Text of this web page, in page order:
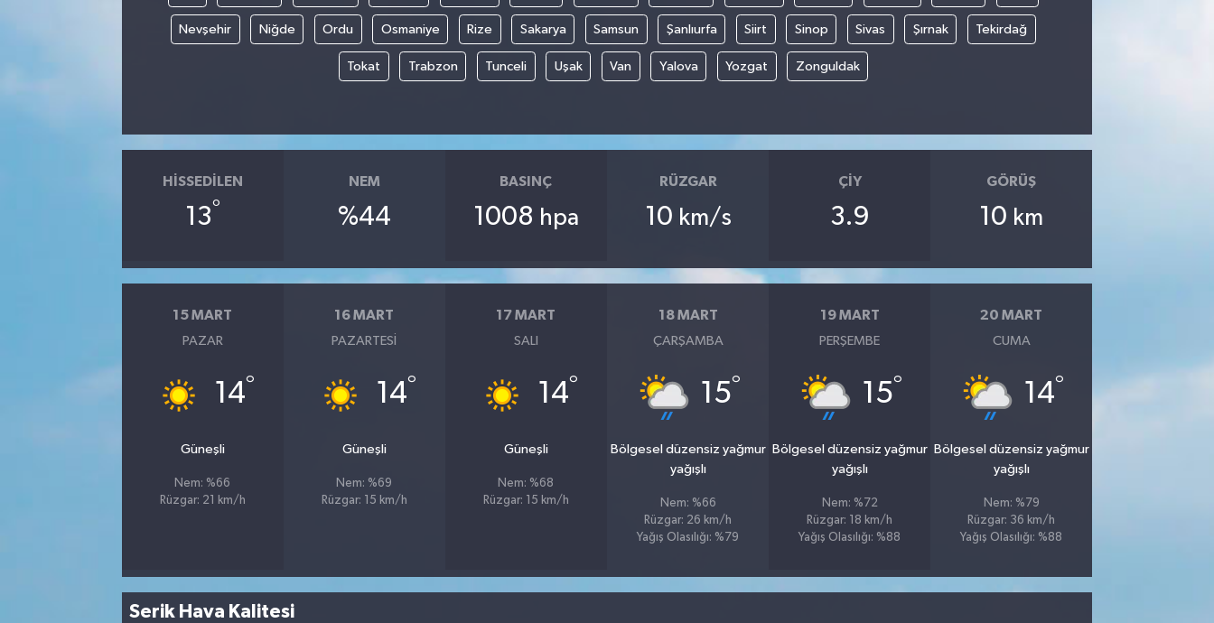
Nevşehir Niğde Ordu Osmaniye Rize Sakarya Samsun Şanlıurfa Siirt Sinop Sivas Şırnak Tekirdağ
Tokat Trabzon Tunceli Uşak Van Yalova Yozgat Zonguldak
HISSEDILEN
13°
NEM
%44
BASINÇ
1008 hpa
RÜZGAR
10 km/s
ÇIY
3.9
GÖRÜŞ
10 km
15 MART
PAZAR
14°
Güneşli
Nem: %66
Rüzgar: 21 km/h
16 MART
PAZARTESI
14°
Güneşli
Nem: %69
Rüzgar: 15 km/h
17 MART
SALI
14°
Güneşli
Nem: %68
Rüzgar: 15 km/h
18 MART
ÇARŞAMBA
15°
Bölgesel düzensiz yağmur
yağışlı
Nem: %66
Rüzgar: 26 km/h
Yağış Olasılığı: %79
19 MART
PERŞEMBE
15°
Bölgesel düzensiz yağmur
yağışlı
Nem: %72
Rüzgar: 18 km/h
Yağış Olasılığı: %88
20 MART
CUMA
14°
Bölgesel düzensiz yağmur
yağışlı
Nem: %79
Rüzgar: 36 km/h
Yağış Olasılığı: %88
Serik Hava Kalitesi